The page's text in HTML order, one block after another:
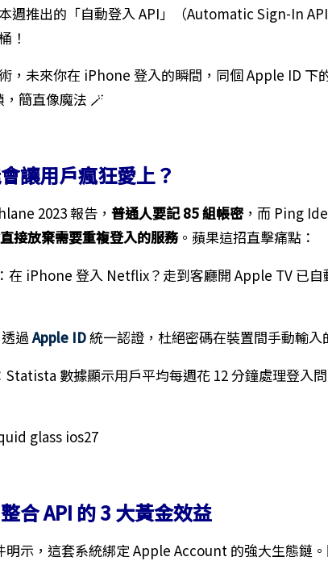
週推出的「自動登入 API」（Automatic Sign-In
！
，未來你在 iPhone 登入的瞬間，同個 Apple ID 下
簡直像魔法 🪄
讓用戶瘋狂愛上？
2023 報告， 普通人要記 85 組帳密，而 Ping
接放棄需要重複登入的服務。蘋果這招直擊痛點：
在 iPhone 登入 Netflix？走到客廳開 Apple TV 已自
過Apple ID統一認證，杜絕密碼在裝置間手動輸入
Statista 數據顯示用戶平均每週花 12 分鐘處理登入
合 API 的 3 大黃金效益
明示，這套系統綁定 Apple Account 的強大生態鏈